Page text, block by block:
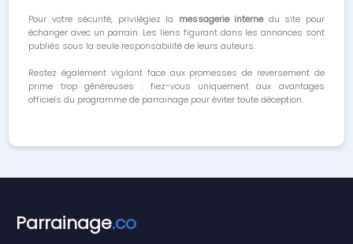
Pour votre sécurité, privilégiez la messagerie internedu site pour
échanger avec un parrain. Les liens figurant dans les annonces sont
publiés sous la seule responsabilité de leurs auteurs.
Restez également vigilant face aux promesses de reversement de
prime trop généreuses : fiez-vous uniquement aux avantages
officiels du programme de parrainage pour éviter toute déception.
Parrainage.co